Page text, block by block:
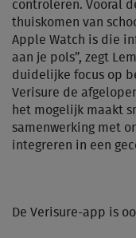
controleren. Vooral
thuiskomen van
Apple Watch is die
aan je pols”, zegt
duidelijke focus op
Verisure de
het mogelijk maakt
samenwerking met
integreren in een
De Verisure-app is